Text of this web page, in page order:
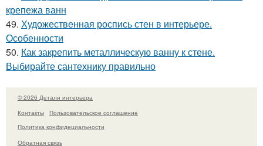
крепежа ванн
49. Художественная роспись стен в интерьере.
Особенности
50. Как закрепить металлическую ванну к стене.
Выбирайте сантехнику правильно
© 2026 Детали интерьера
Контакты
Пользовательское соглашение
Политика конфидециальности
Обратная связь